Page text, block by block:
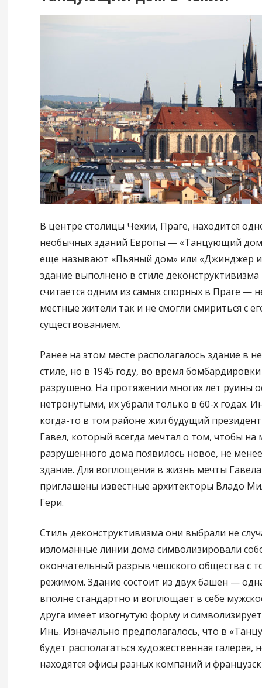
В центре столицы Чехии, Праге, находится
необычных зданий Европы — «Танцующий
еще называют «Пьяный дом» или «Джинджер
здание выполнено в стиле
считается одним из самых спорных в Праге —
местные жители так и не смогли смириться с
существованием.
Ранее на этом месте располагалось здание в
стиле, но в 1945 году, во время
разрушено. На протяжении многих лет руины
нетронутыми, их убрали только в 60-х годах.
когда-то в том районе жил будущий
Гавел, который всегда мечтал о том, чтобы на
разрушенного дома появилось новое, не
здание. Для воплощения в жизнь мечты
приглашены известные архитекторы Владо
Гери.
Стиль деконструктивизма они выбрали не
изломанные линии дома символизировали
окончательный разрыв чешского общества с
режимом. Здание состоит из двух башен —
вполне стандартно и воплощает в себе
друга имеет изогнутую форму и
Инь. Изначально предполагалось, что в
будет располагаться художественная галерея,
находятся офисы разных компаний и